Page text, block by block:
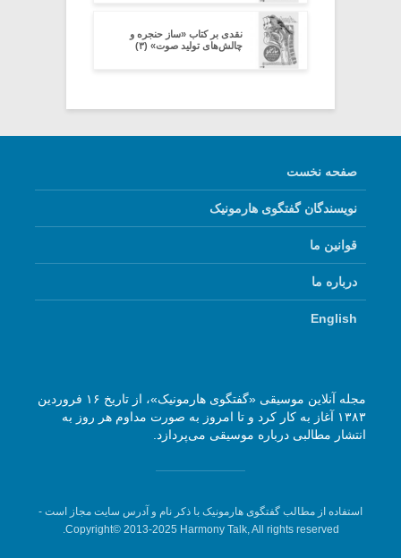
نقدی بر کتاب «ساز حنجره و
چالش‌های تولید صوت» (۳)
صفحه نخست
نویسندگان گفتگوی هارمونیک
قوانین ما
درباره ما
English
مجله آنلاین موسیقی «گفتگوی هارمونیک»، از تاریخ ۱۶ فروردین
۱۳۸۳ آغاز به کار کرد و تا امروز به صورت مداوم هر روز به
انتشار مطالبی درباره موسیقی می‌پردازد.
استفاده از مطالب گفتگوی هارمونیک با ذکر نام و آدرس سایت مجاز است -
Copyright© 2013-2025 Harmony Talk, All rights reserved.